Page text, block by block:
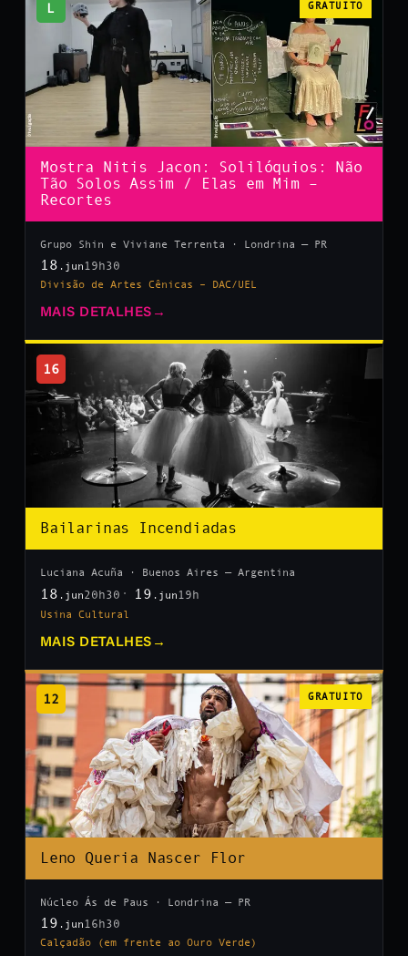
L GRATUITO
Mostra Nitis Jacon: Solilóquios: Não
Tão Solos Assim / Elas em Mim –
Recortes
Grupo Shin e Viviane Terrenta · Londrina — PR
18 .jun 19h30
Divisão de Artes Cênicas – DAC/UEL
MAIS DETALHES →
16
Bailarinas Incendiadas
Luciana Acuña · Buenos Aires — Argentina
18 .jun20h30 19 .jun 19h
Usina Cultural
MAIS DETALHES →
12 GRATUITO
Leno Queria Nascer Flor
Núcleo Ás de Paus · Londrina — PR
19 .jun 16h30
Calçadão (em frente ao Ouro Verde)